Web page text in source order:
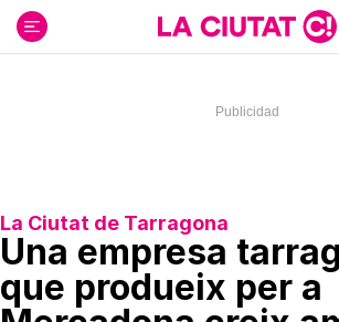
contenido
La Ciutat de Tarragona
Una empresa
que produeix per a